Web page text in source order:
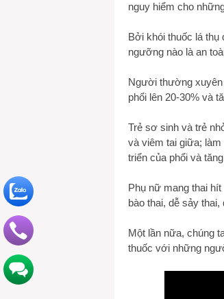
nguy hiểm cho
Bởi khói thuốc lá thụ
ngưỡng nào là an
Người thường xuyên
phổi lên 20-30% và
Trẻ sơ sinh và trẻ
và viêm tai giữa;
triển của phổi và
Phụ nữ mang thai
bào thai, dễ sảy
Một lần nữa, chúng
thuốc với những